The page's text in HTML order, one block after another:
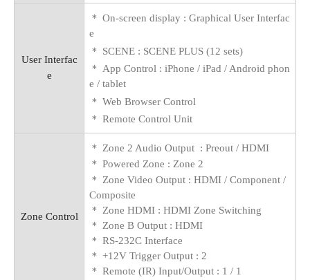
User Interfac
e
＊ On-screen display : Graphical User Interfac
e
＊ SCENE : SCENE PLUS (12 sets)
＊ App Control : iPhone / iPad / Android phon
e / tablet
＊ Web Browser Control
＊ Remote Control Unit
Zone Control
＊ Zone 2 Audio Output : Preout / HDMI
＊ Powered Zone : Zone 2
＊ Zone Video Output : HDMI / Component /
Composite
＊ Zone HDMI : HDMI Zone Switching
＊ Zone B Output : HDMI
＊ RS-232C Interface
＊ +12V Trigger Output : 2
＊ Remote (IR) Input/Output : 1 / 1